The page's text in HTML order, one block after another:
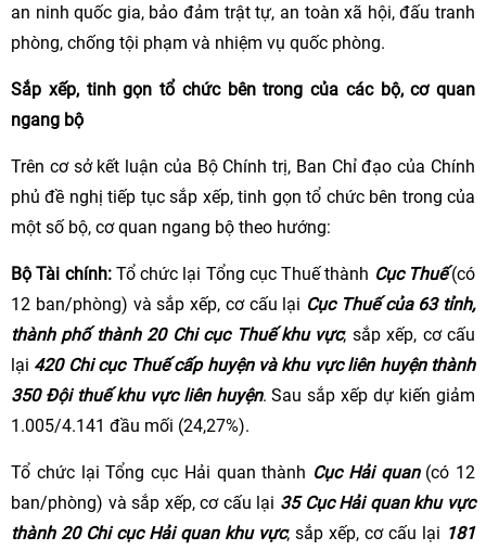
an ninh quốc gia, bảo đảm trật tự, an toàn xã hội, đấu tranh
phòng, chống tội phạm và nhiệm vụ quốc phòng.
Sắp xếp, tinh gọn tổ chức bên trong của các bộ, cơ quan
ngang bộ
Trên cơ sở kết luận của Bộ Chính trị, Ban Chỉ đạo của Chính
phủ đề nghị tiếp tục sắp xếp, tinh gọn tổ chức bên trong của
một số bộ, cơ quan ngang bộ theo hướng:
Bộ Tài chính: Tổ chức lại Tổng cục Thuế thành Cục Thuế(có
12 ban/phòng) và sắp xếp, cơ cấu lại Cục Thuế của 63 tỉnh,
thành phố thành 20 Chi cục Thuế khu vực; sắp xếp, cơ cấu
lại 420 Chi cục Thuế cấp huyện và khu vực liên huyện thành
350 Đội thuế khu vực liên huyện. Sau sắp xếp dự kiến giảm
1.005/4.141 đầu mối (24,27%).
Tổ chức lại Tổng cục Hải quan thành Cục Hải quan(có 12
ban/phòng) và sắp xếp, cơ cấu lại 35 Cục Hải quan khu vực
thành 20 Chi cục Hải quan khu vực; sắp xếp, cơ cấu lại 181